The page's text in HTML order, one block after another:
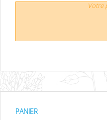
Votre
PANIER